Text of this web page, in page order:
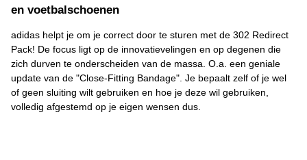
en voetbalschoenen
adidas helpt je om je correct door te sturen met de 302 Redirect
Pack! De focus ligt op de innovatievelingen en op degenen die
zich durven te onderscheiden van de massa. O.a. een geniale
update van de "Close-Fitting Bandage". Je bepaalt zelf of je wel
of geen sluiting wilt gebruiken en hoe je deze wil gebruiken,
volledig afgestemd op je eigen wensen dus.